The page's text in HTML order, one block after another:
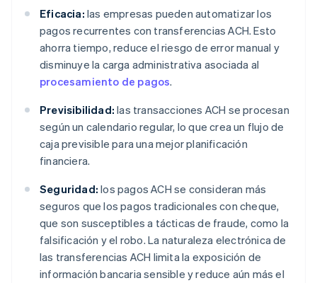
Eficacia: las empresas pueden automatizar los
pagos recurrentes con transferencias ACH. Esto
ahorra tiempo, reduce el riesgo de error manual y
disminuye la carga administrativa asociada al
procesamiento de pagos.
Previsibilidad: las transacciones ACH se procesan
según un calendario regular, lo que crea un flujo de
caja previsible para una mejor planificación
financiera.
Seguridad: los pagos ACH se consideran más
seguros que los pagos tradicionales con cheque,
que son susceptibles a tácticas de fraude, como la
falsificación y el robo. La naturaleza electrónica de
las transferencias ACH limita la exposición de
información bancaria sensible y reduce aún más el